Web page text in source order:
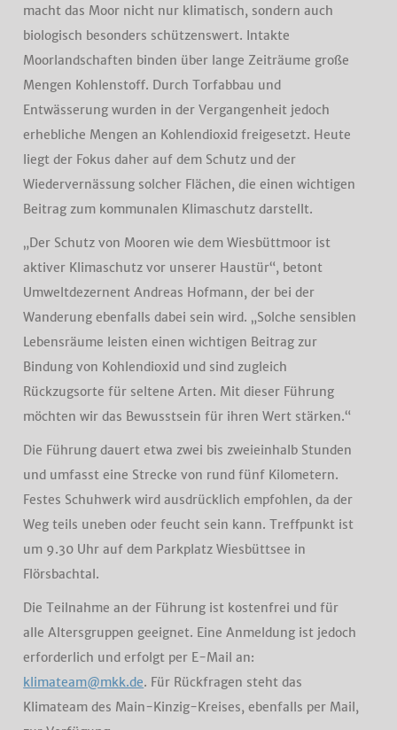
macht das Moor nicht nur klimatisch, sondern auch
biologisch besonders schützenswert. Intakte
Moorlandschaften binden über lange Zeiträume große
Mengen Kohlenstoff. Durch Torfabbau und
Entwässerung wurden in der Vergangenheit jedoch
erhebliche Mengen an Kohlendioxid freigesetzt. Heute
liegt der Fokus daher auf dem Schutz und der
Wiedervernässung solcher Flächen, die einen wichtigen
Beitrag zum kommunalen Klimaschutz darstellt.
„Der Schutz von Mooren wie dem Wiesbüttmoor ist
aktiver Klimaschutz vor unserer Haustür“, betont
Umweltdezernent Andreas Hofmann, der bei der
Wanderung ebenfalls dabei sein wird. „Solche sensiblen
Lebensräume leisten einen wichtigen Beitrag zur
Bindung von Kohlendioxid und sind zugleich
Rückzugsorte für seltene Arten. Mit dieser Führung
möchten wir das Bewusstsein für ihren Wert stärken.“
Die Führung dauert etwa zwei bis zweieinhalb Stunden
und umfasst eine Strecke von rund fünf Kilometern.
Festes Schuhwerk wird ausdrücklich empfohlen, da der
Weg teils uneben oder feucht sein kann. Treffpunkt ist
um 9.30 Uhr auf dem Parkplatz Wiesbüttsee in
Flörsbachtal.
Die Teilnahme an der Führung ist kostenfrei und für
alle Altersgruppen geeignet. Eine Anmeldung ist jedoch
erforderlich und erfolgt per E-Mail an:
klimateam@mkk.de. Für Rückfragen steht das
Klimateam des Main-Kinzig-Kreises, ebenfalls per Mail,